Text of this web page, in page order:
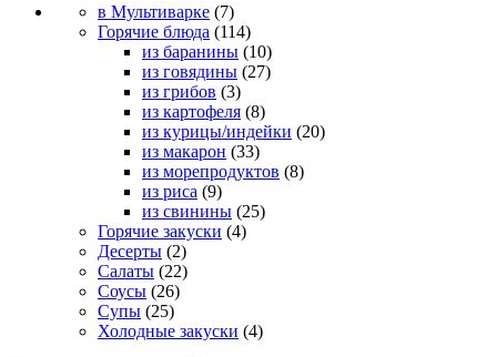
в Мультиварке (7)
Горячие блюда (114)
из баранины (10)
из говядины (27)
из грибов (3)
из картофеля (8)
из курицы/индейки (20)
из макарон (33)
из морепродуктов (8)
из риса (9)
из свинины (25)
Горячие закуски (4)
Десерты (2)
Салаты (22)
Соусы (26)
Супы (25)
Холодные закуски (4)